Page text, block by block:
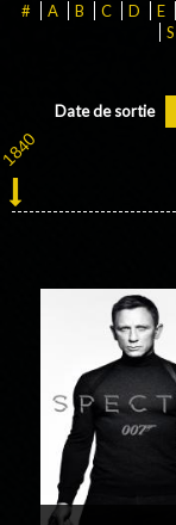
#
A B C D E
S
Date de sortie